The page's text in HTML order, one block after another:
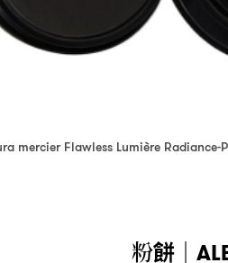
mercier Flawless Lumière
粉餅｜